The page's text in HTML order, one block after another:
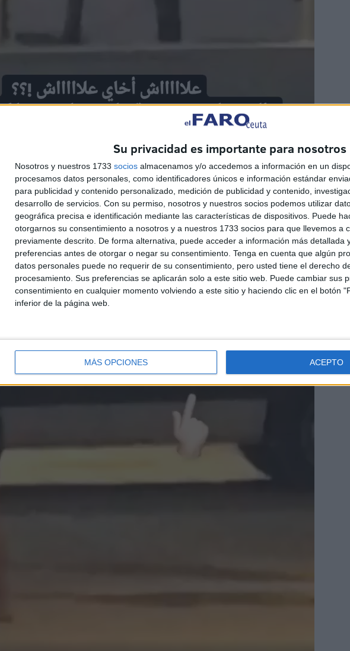
Su privacidad es importante para nosotros
Nosotros y nuestros 1733 socios almacenamos y/o accedemos a información en un
procesamos datos personales, como identificadores únicos e información estándar
para publicidad y contenido personalizado, medición de publicidad y contenido,
desarrollo de servicios. Con su permiso, nosotros y nuestros socios podemos utilizar
geográfica precisa e identificación mediante las características de dispositivos. Puede
otorgarnos su consentimiento a nosotros y a nuestros 1733 socios para que llevemos a
previamente descrito. De forma alternativa, puede acceder a información más detallada
preferencias antes de otorgar o negar su consentimiento. Tenga en cuenta que algún
datos personales puede no requerir de su consentimiento, pero usted tiene el derecho
procesamiento. Sus preferencias se aplicarán solo a este sitio web. Puede cambiar sus
consentimiento en cualquier momento volviendo a este sitio y haciendo clic en el botón
inferior de la página web.
MÁS OPCIONES ACEPTO